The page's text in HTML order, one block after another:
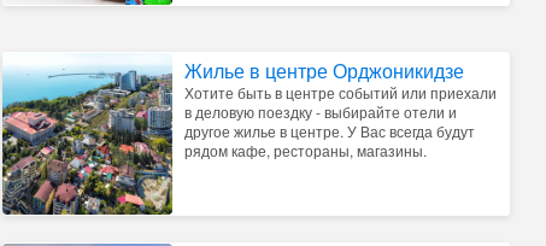
Жилье в центре Орджоникидзе
Хотите быть в центре событий или приехали
в деловую поездку - выбирайте отели и
другое жилье в центре. У Вас всегда будут
рядом кафе, рестораны, магазины.